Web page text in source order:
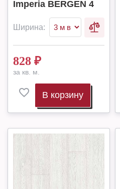
Imperia BERGEN 4
Ширина:
828 ₽
за кв. м.
В корзину